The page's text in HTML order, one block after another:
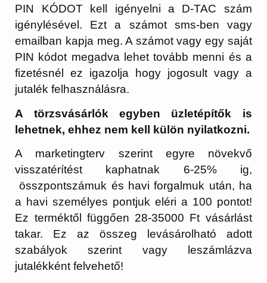
PIN KÓDOT kell igényelni a D-TAC szám
igénylésével. Ezt a számot sms-ben vagy
emailban kapja meg. A számot vagy egy saját
PIN kódot megadva lehet tovább menni és a
fizetésnél ez igazolja hogy jogosult vagy a
jutalék felhasználásra.
A törzsvásárlók egyben üzletépítők is
lehetnek, ehhez nem kell külön nyilatkozni.
A marketingterv szerint egyre növekvő
visszatérítést kaphatnak 6-25% ig,
összpontszámuk és havi forgalmuk után, ha
a havi személyes pontjuk eléri a 100 pontot!
Ez terméktől függően 28-35000 Ft vásárlást
takar. Ez az összeg levásárolható adott
szabályok szerint vagy leszámlázva
jutalékként felvehető!